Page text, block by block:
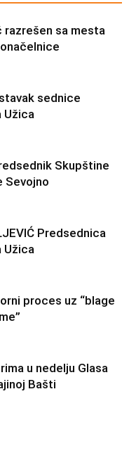
razrešen sa mesta
sednice
Užica
Skupštine
Sevojno
Predsednica
Užica
proces uz “blage
u nedelju Glasa
Bašti